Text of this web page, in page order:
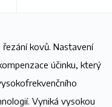
kovů. Nastavení
účinku, který
Vyniká vysokou